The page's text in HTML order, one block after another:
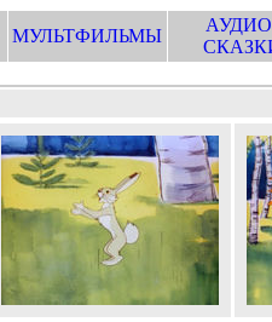
МУЛЬТФИЛЬМЫ